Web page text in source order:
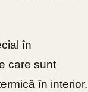
în
care sunt
în interior.